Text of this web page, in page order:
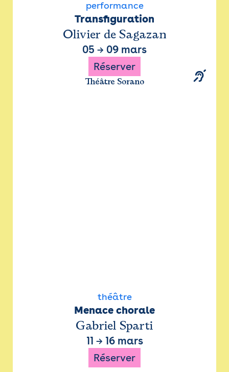
performance
Transfiguration
Olivier de Sagazan
05 → 09 mars
Réserver
Théâtre Sorano
théâtre
Menace chorale
Gabriel Sparti
11 → 16 mars
Réserver